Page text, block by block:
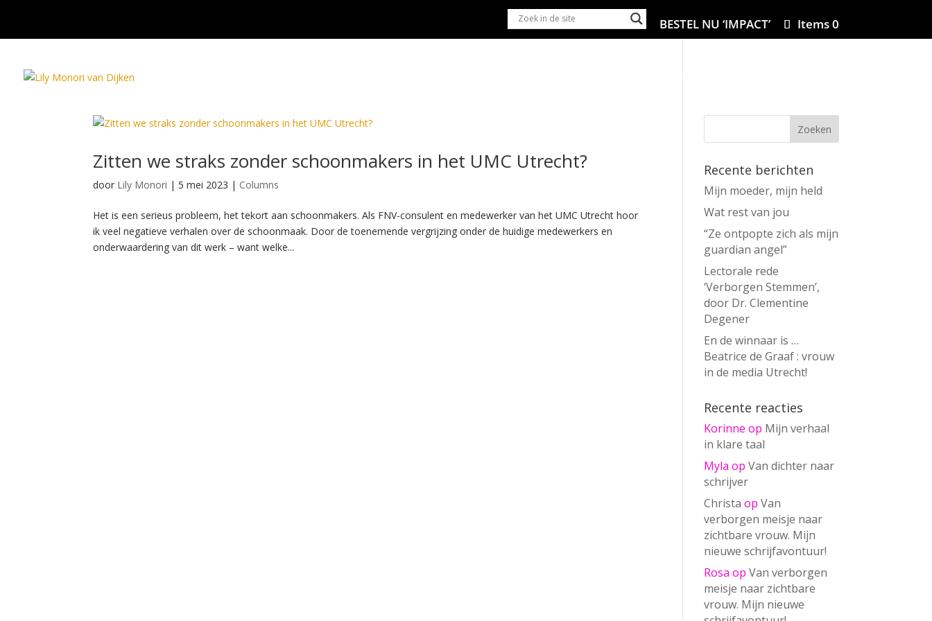
BESTEL NU ‘IMPACT’ Items 0
MIJN BOEKEN
Zitten we straks zonder schoonmakers in het UMC Utrecht?
door Lily Monori |5 mei 2023 | Columns
Het is een serieus probleem, het tekort aan schoonmakers. Als FNV-consulent en medewerker van het UMC Utrecht hoor
ik veel negatieve verhalen over de schoonmaak. Door de toenemende vergrijzing onder de huidige medewerkers en
onderwaardering van dit werk – want welke...
Recente berichten
Mijn moeder, mijn held
Wat rest van jou
“Ze ontpopte zich als mijn
guardian angel”
Lectorale rede
‘Verborgen Stemmen’,
door Dr. Clementine
Degener
En de winnaar is …
Beatrice de Graaf : vrouw
in de media Utrecht!
Recente reacties
Korinne op Mijn verhaal
in klare taal
Myla opVan dichter naar
schrijver
Christa opVan
verborgen meisje naar
zichtbare vrouw. Mijn
nieuwe schrijfavontuur!
Rosa opVan verborgen
meisje naar zichtbare
vrouw. Mijn nieuwe